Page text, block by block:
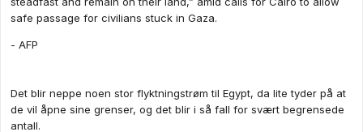
safe passage for civilians stuck in Gaza.
- AFP
Det blir neppe noen stor flyktningstrøm til Egypt, da lite tyder på at
de vil åpne sine grenser, og det blir i så fall for svært begrensede
antall.